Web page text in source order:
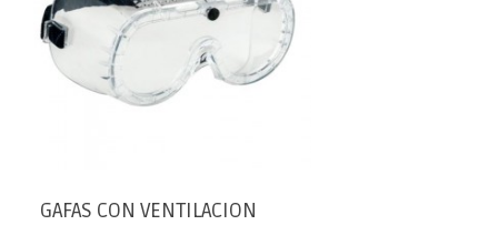
GAFAS CON VENTILACION